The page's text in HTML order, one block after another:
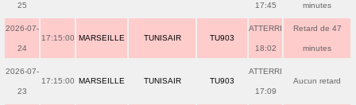
25 17:45 minutes
2026-07-
24
17:15:00 MARSEILLE TUNISAIR TU903
ATTERRI
18:02
Retard de 47
minutes
2026-07-
23
17:15:00 MARSEILLE TUNISAIR TU903
ATTERRI
17:09
Aucun retard